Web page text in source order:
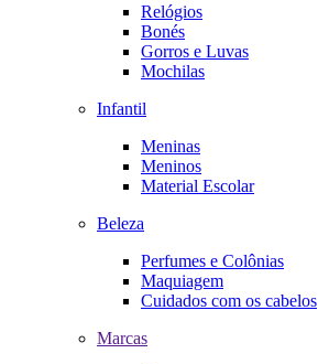
Relógios
Bonés
Gorros e Luvas
Mochilas
Infantil
Meninas
Meninos
Material Escolar
Beleza
Perfumes e Colônias
Maquiagem
Cuidados com os cabelos
Marcas